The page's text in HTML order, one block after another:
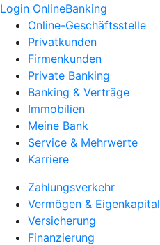
Login OnlineBanking
Online-Geschäftsstelle
Privatkunden
Firmenkunden
Private Banking
Banking & Verträge
Immobilien
Meine Bank
Service & Mehrwerte
Karriere
Zahlungsverkehr
Vermögen & Eigenkapital
Versicherung
Finanzierung